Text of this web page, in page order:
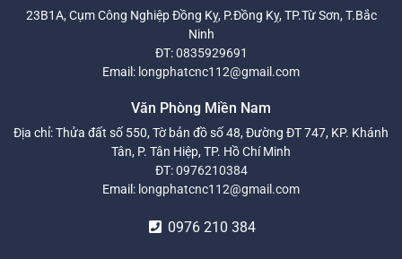
23B1A, Cụm Công Nghiệp Đồng Kỵ, P.Đồng Kỵ, TP.Từ Sơn, T.Bắc
Ninh
ĐT:0835929691
Email: longphatcnc112@gmail.com
Văn Phòng Miền Nam
Địa chỉ: Thửa đất số 550, Tờ bản đồ số 48, Đường ĐT 747, KP. Khánh
Tân, P. Tân Hiệp, TP. Hồ Chí Minh
ĐT:0976210384
Email: longphatcnc112@gmail.com
0976 210 384